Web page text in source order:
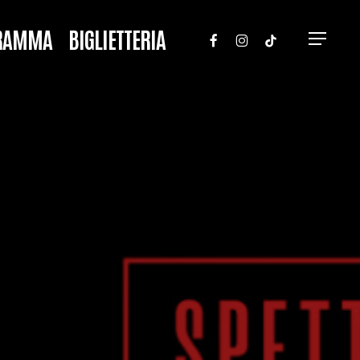
BIGLIETTERIA FACEBOOK
INSTAGRAM
TIKTOK Menu